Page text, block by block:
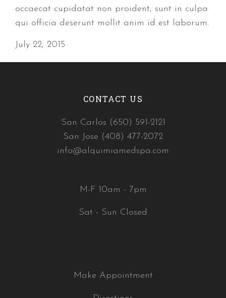
occaecat cupidatat non proident, sunt in culpa
qui officia deserunt mollit anim id est laborum.
July 22, 2015
CONTACT US
San Carlos (650) 591-2121
San Jose (408) 477-2072
info@alquimiamedspa.com
M-F 10am - 7pm
Sat - Sun Closed
Make Appointment